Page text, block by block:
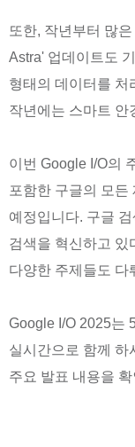
또한, 작년부터 많
Astra' 업데이트도
형태의 데이터를 처
작년에는 스마트 안
이번 Google I/O의
포함한 구글의 모든
예정입니다. 구글
검색을 혁신하고 있
다양한 주제들도 다
Google I/O 2025는
실시간으로 함께 하
주요 발표 내용을